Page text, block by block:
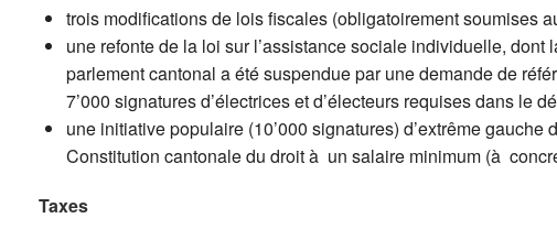
trois modifications de lois fiscales (obligatoirement soumises
une refonte de la loi sur l’assistance sociale individuelle, dont
parlement cantonal a été suspendue par une demande de
7’000 signatures d’électrices et d’électeurs requises dans le
une initiative populaire (10’000 signatures) d’extrême gauche
Constitution cantonale du droit à un salaire minimum (à
Taxes